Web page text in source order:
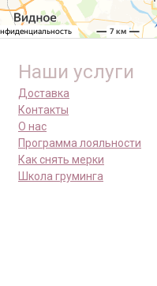
Наши услуги
Доставка
Контакты
О нас
Программа лояльности
Как снять мерки
Школа груминга